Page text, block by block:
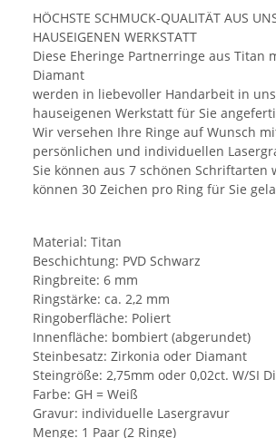
HÖCHSTE SCHMUCK-QUALITÄT AUS
HAUSEIGENEN WERKSTATT
Diese Eheringe Partnerringe aus Titan
Diamant
werden in liebevoller Handarbeit in
hauseigenen Werkstatt für Sie
Wir versehen Ihre Ringe auf Wunsch
persönlichen und individuellen
Sie können aus 7 schönen Schriftarten
können 30 Zeichen pro Ring für Sie
Material: Titan
Beschichtung: PVD Schwarz
Ringbreite: 6 mm
Ringstärke: ca. 2,2 mm
Ringoberfläche: Poliert
Innenfläche: bombiert (abgerundet)
Steinbesatz: Zirkonia oder Diamant
Steingröße: 2,75mm oder 0,02ct. W/SI
Farbe: GH = Weiß
Gravur: individuelle Lasergravur
Menge: 1 Paar (2 Ringe)